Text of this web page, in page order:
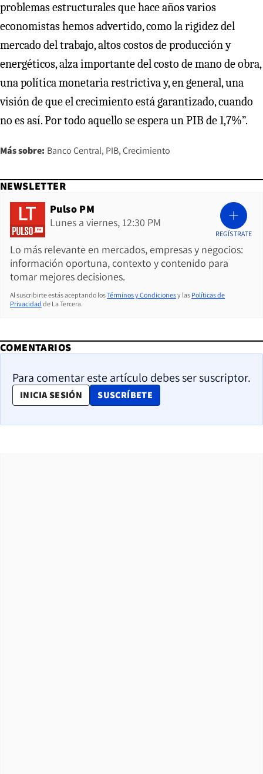
problemas estructurales que hace años varios
economistas hemos advertido, como la rigidez del
mercado del trabajo, altos costos de producción y
energéticos, alza importante del costo de mano de obra,
una política monetaria restrictiva y, en general, una
visión de que el crecimiento está garantizado, cuando
no es así. Por todo aquello se espera un PIB de 1,7%”.
Más sobre: Banco Central PIB Crecimiento
NEWSLETTER
Pulso PM
Lunes a viernes, 12:30 PM
Lo más relevante en mercados, empresas y negocios:
información oportuna, contexto y contenido para
tomar mejores decisiones.
REGÍSTRATE
Al suscribirte estás aceptando losTérminos y Condicionesy las Políticas de
Privacidad de La Tercera.
COMENTARIOS
Para comentar este artículo debes ser suscriptor.
INICIA SESIÓN SUSCRÍBETE
OPENS IN NEW WINDOW